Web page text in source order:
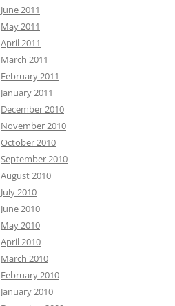
June 2011
May 2011
April 2011
March 2011
February 2011
January 2011
December 2010
November 2010
October 2010
September 2010
August 2010
July 2010
June 2010
May 2010
April 2010
March 2010
February 2010
January 2010